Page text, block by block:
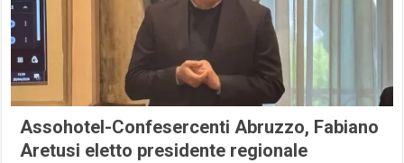
Assohotel-Confesercenti Abruzzo, Fabiano
Aretusi eletto presidente regionale